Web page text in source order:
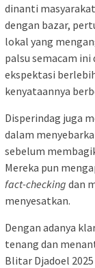
dinanti
dengan bazar,
lokal yang
palsu semacam
ekspektasi
kenyataannya
Disperindag juga
dalam
sebelum
Mereka pun
fact-checking dan
menyesatkan.
Dengan adanya
tenang dan
Blitar Djadoel